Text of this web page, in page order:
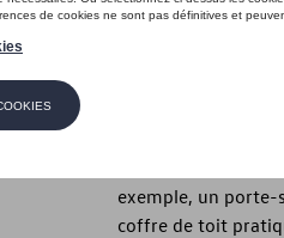
Introduction
Bien équipé en
constituée des
exemple, un
coffre de toit